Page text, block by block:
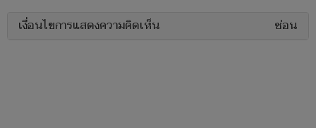
เงื่อนไขการแสดงความคิดเห็น ซ่อน